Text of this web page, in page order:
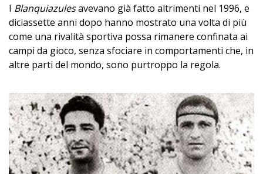
I Blanquiazulesavevano già fatto altrimenti nel 1996, e
diciassette anni dopo hanno mostrato una volta di più
come una rivalità sportiva possa rimanere confinata ai
campi da gioco, senza sfociare in comportamenti che, in
altre parti del mondo, sono purtroppo la regola.